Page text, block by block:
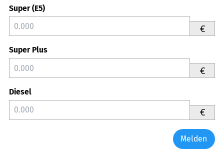
Super (E5)
€
Super Plus
€
Diesel
€
Melden